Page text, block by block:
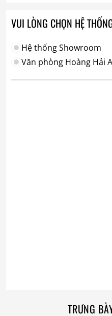
VUI LÒNG CHỌN HỆ
Hệ thống Showroom
Văn phòng Hoàng Hải
TRƯNG